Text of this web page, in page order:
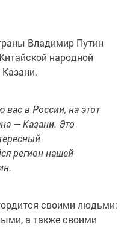
Владимир Путин
народной
вас в России, на этот
— Казани. Это
регион нашей
своими людьми:
а также своими